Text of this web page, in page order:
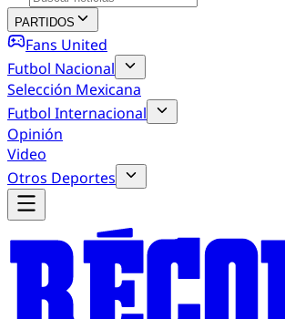
PARTIDOS
Fans United
Futbol Nacional
Selección Mexicana
Futbol Internacional
Opinión
Video
Otros Deportes